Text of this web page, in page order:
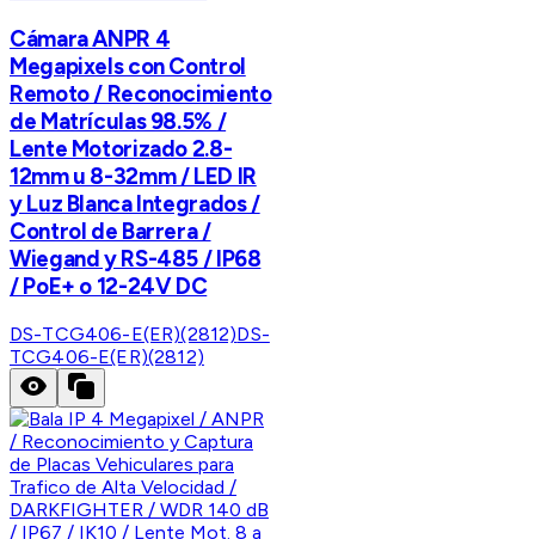
Cámara ANPR 4
Megapixels con Control
Remoto / Reconocimiento
de Matrículas 98.5% /
Lente Motorizado 2.8-
12mm u 8-32mm / LED IR
y Luz Blanca Integrados /
Control de Barrera /
Wiegand y RS-485 / IP68
/ PoE+ o 12-24V DC
DS-TCG406-E(ER)(2812)DS-
TCG406-E(ER)(2812)